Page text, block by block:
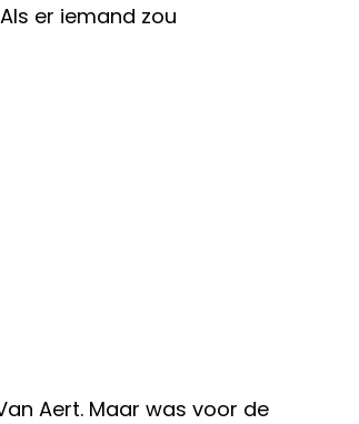
er iemand zou
Aert. Maar was voor de